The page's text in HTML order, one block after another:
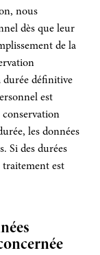
nous
dès que leur
de la
durée définitive
est
les données
Si des durées
traitement est